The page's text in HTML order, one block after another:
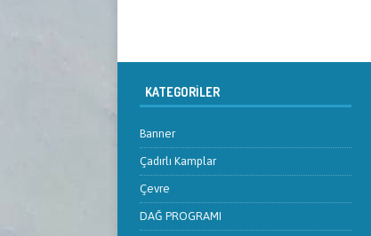
KATEGORILER
Banner
Çadırlı Kamplar
Çevre
DAĞ PROGRAMI